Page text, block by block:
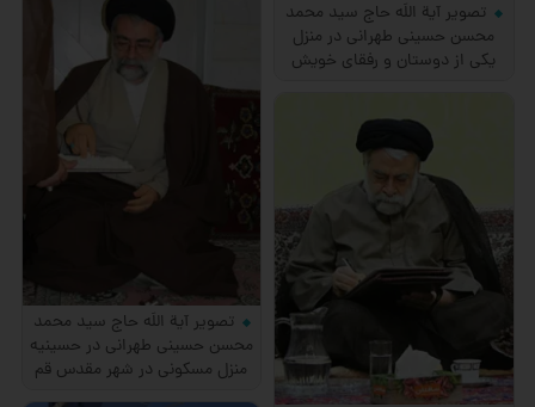
تصویر آیة اللَه حاج سید محمد
محسن حسینی طهرانی در منزل
یکی از دوستان و رفقای خویش
تصویر آیة اللَه حاج سید محمد
محسن حسینی طهرانی در حسینیه
منزل مسکونی در شهر مقدس قم